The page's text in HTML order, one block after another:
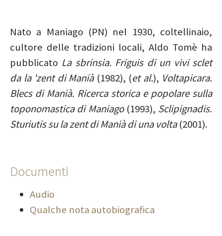
Nato a Maniago (PN) nel 1930, coltellinaio,
cultore delle tradizioni locali, Aldo Tomè ha
pubblicato La sbrinsia. Friguis di un vivi sclet
da la 'zent di Manià(1982), (et al.), Voltapicara.
Blecs di Manià. Ricerca storica e popolare sulla
toponomastica di Maniago (1993), Sclipignadis.
Sturiutis su la zent di Manià di una volta(2001).
Documenti
Audio
Qualche nota autobiografica